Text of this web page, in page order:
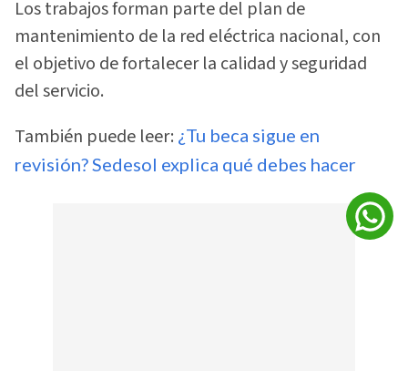
Los trabajos forman parte del plan de
mantenimiento de la red eléctrica nacional, con
el objetivo de fortalecer la calidad y seguridad
del servicio.
También puede leer: ¿Tu beca sigue en
revisión? Sedesol explica qué debes hacer